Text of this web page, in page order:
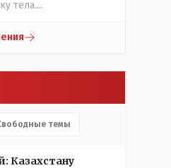
тела....
темы
Казахстану